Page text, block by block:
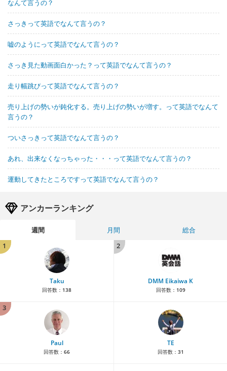
なんて言うの？
さっきって英語でなんて言うの？
嘘のようにって英語でなんて言うの？
さっき見た動画面白かった？って英語でなんて言うの？
走り幅跳びって英語でなんて言うの？
売り上げの勢いが鈍化する。売り上げの勢いが増す。って英語でなんて
言うの？
ついさっきって英語でなんて言うの？
あれ、出来なくなっちゃった・・・って英語でなんて言うの？
運動してきたところですって英語でなんて言うの？
アンカーランキング
週間 月間
総合
1
Taku
回答数： 138
2
DMM Eikaiwa K
回答数： 109
3
Paul
回答数： 66
TE
回答数： 31